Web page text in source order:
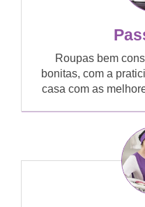
Roupas bem
bonitas, com a
casa com as